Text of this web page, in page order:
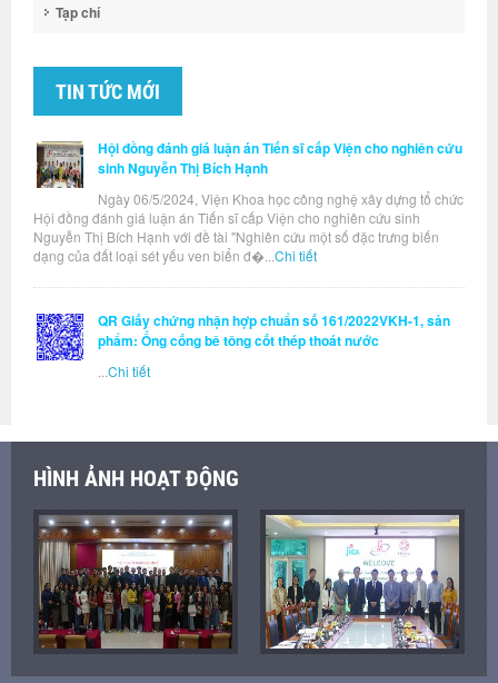
Tạp chí
TIN TỨC MỚI
Hội đồng đánh giá luận án Tiến sĩ cấp Viện cho nghiên cứu
sinh Nguyễn Thị Bích Hạnh
Ngày 06/5/2024, Viện Khoa học công nghệ xây dựng tổ chức
Hội đồng đánh giá luận án Tiến sĩ cấp Viện cho nghiên cứu sinh
Nguyễn Thị Bích Hạnh với đề tài "Nghiên cứu một số đặc trưng biến
dạng của đất loại sét yếu ven biển đ�... Chi tiết
QR Giấy chứng nhận hợp chuẩn số 161/2022VKH-1, sản
phẩm: Ống cống bê tông cốt thép thoát nước
Chi tiết
HÌNH ẢNH HOẠT ĐỘNG